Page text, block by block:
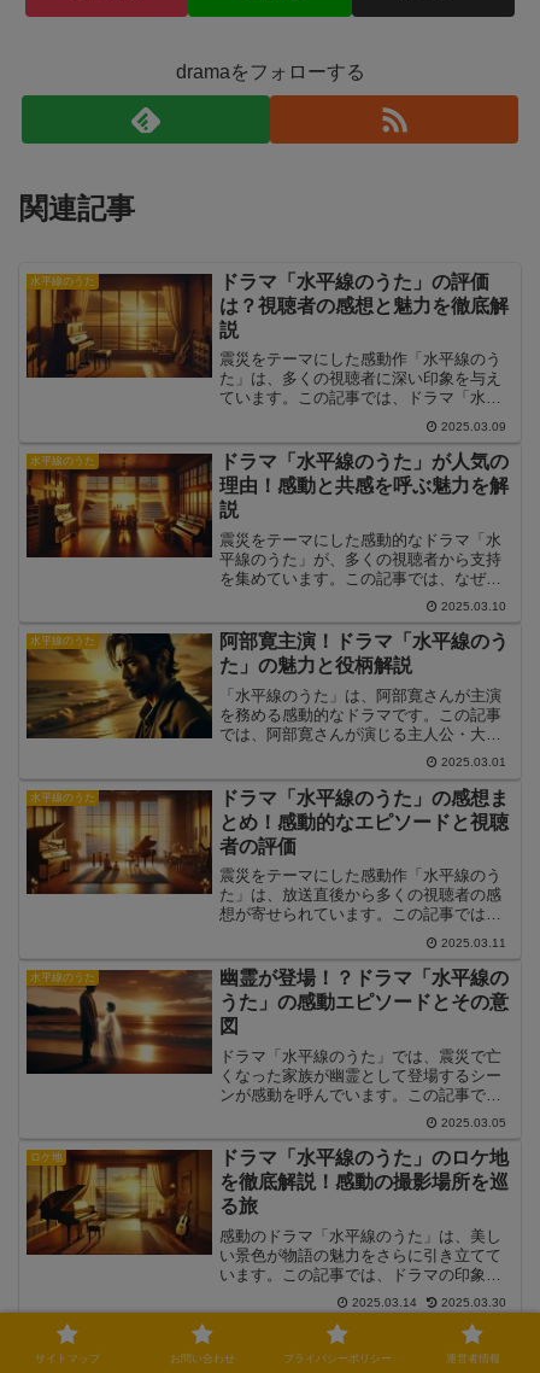
dramaをフォローする
関連記事
水平線のうた
ドラマ「水平線のうた」の評価
は？視聴者の感想と魅力を徹底解
説
震災をテーマにした感動作「水平線のう
た」は、多くの視聴者に深い印象を与え
ています。この記事では、ドラマ「水平
線のうた」の視聴者の感想や評価のポイ
ント、そして作品の魅力について徹底解
説します。
2025.03.09
水平線のうた
ドラマ「水平線のうた」が人気の
理由！感動と共感を呼ぶ魅力を解
説
震災をテーマにした感動的なドラマ「水
平線のうた」が、多くの視聴者から支持
を集めています。この記事では、なぜ
「水平線のうた」がこれほど人気を集め
ているのか、その理由を詳しく解説しま
す。
2025.03.10
水平線のうた
阿部寛主演！ドラマ「水平線のう
た」の魅力と役柄解説
「水平線のうた」は、阿部寛さんが主演
を務める感動的なドラマです。この記事
では、阿部寛さんが演じる主人公・大林
賢次の役柄や、彼がこの作品に込めた想
2025.03.01
水平線のうた
ドラマ「水平線のうた」の感想ま
とめ！感動的なエピソードと視聴
者の評価
震災をテーマにした感動作「水平線のう
た」は、放送直後から多くの視聴者の感
想が寄せられています。この記事では、
視聴者の感想をもとに「水平線のうた」
の魅力を解説し、感動のポイントを振り
返ります。
2025.03.11
水平線のうた
幽霊が登場！？ドラマ「水平線の
うた」の感動エピソードとその意
図
ドラマ「水平線のうた」では、震災で亡
くなった家族が幽霊として登場するシー
ンが感動を呼んでいます。この記事で
は、幽霊がどのように物語に影響を与え
るのか、その意図と感動のポイントを詳
しく解説します。
2025.03.05
ロケ地
ドラマ「水平線のうた」のロケ地
を徹底解説！感動の撮影場所を巡
る旅
感動のドラマ「水平線のうた」は、美し
い景色が物語の魅力をさらに引き立てて
います。この記事では、ドラマの印象的
な撮影場所を詳しく解説し、その魅力を
ご紹介します。
2025.03.14 2025.03.30
水平線のうた
ドラマ「水平線のうた」が面白
い！感動的なストーリーと魅力を
サイトマップ お問い合わせ プライバシーポリシー 運営者情報